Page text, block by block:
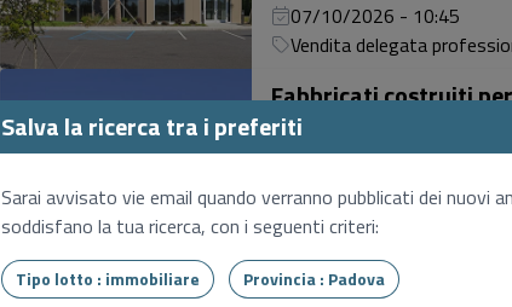
07/10/2026 - 10:45
Vendita delegata
Fabbricati costruiti
Conselve (PD), Quartiere
€ 24.000,00
07/10/2026 - 11:30
Vendita delegata
Salva la ricerca tra i preferiti
Sarai avvisato vie email quando verranno pubblicati dei nuovi
soddisfano la tua ricerca, con i seguenti criteri:
Tipo lotto : immobiliare
Provincia : Padova